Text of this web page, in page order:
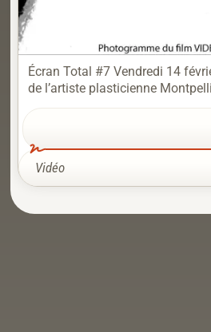
Écran Total #7 Vendredi 14
de l’artiste plasticienne
Vidéo